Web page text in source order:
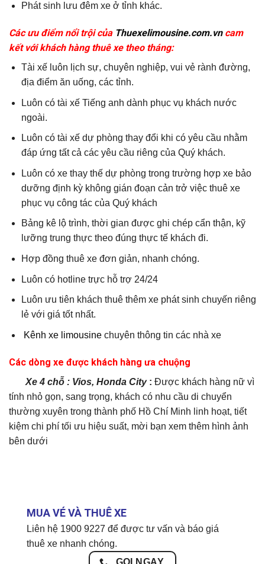
Phát sinh lưu đêm xe ở tỉnh khác.
Các ưu điểm nổi trội của Thuexelimousine.com.vncam
kết với khách hàng thuê xe theo tháng:
Tài xế luôn lịch sự, chuyên nghiệp, vui vẻ rành đường,
địa điểm ăn uống, các tỉnh.
Luôn có tài xế Tiếng anh dành phục vụ khách nước
ngoài.
Luôn có tài xế dự phòng thay đổi khi có yêu cầu nhằm
đáp ứng tất cả các yêu cầu riêng của Quý khách.
Luôn có xe thay thế dự phòng trong trường hợp xe bảo
dưỡng định kỳ không gián đoạn cản trở việc thuê xe
phục vụ công tác của Quý khách
Bảng kê lộ trình, thời gian được ghi chép cẩn thận, kỹ
lưỡng trung thực theo đúng thực tế khách đi.
Hợp đồng thuê xe đơn giản, nhanh chóng.
Luôn có hotline trực hỗ trợ 24/24
Luôn ưu tiên khách thuê thêm xe phát sinh chuyến riêng
lẻ với giá tốt nhất.
Kênh xe limousinechuyên thông tin các nhà xe
Các dòng xe được khách hàng ưa chuộng
Xe 4 chỗ : Vios, Honda City: Được khách hàng nữ vì
tính nhỏ gọn, sang trọng, khách có nhu cầu di chuyển
thường xuyên trong thành phố Hồ Chí Minh linh hoạt, tiết
kiệm chi phí tối ưu hiệu suất, mời bạn xem thêm hình ảnh
bên dưới
MUA VÉ VÀ THUÊ XE
Liên hệ 1900 9227 để được tư vấn và báo giá
thuê xe nhanh chóng.